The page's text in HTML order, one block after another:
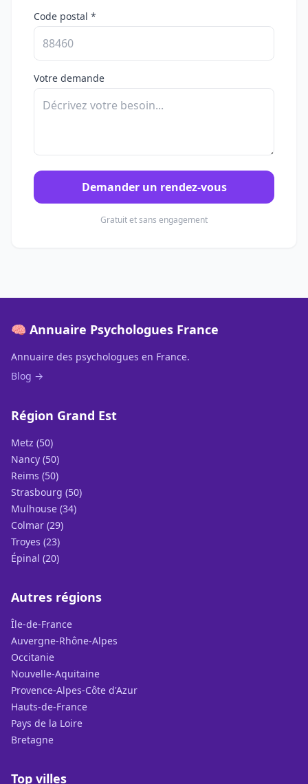
Code postal *
Votre demande
Demander un rendez-vous
Gratuit et sans engagement
🧠 Annuaire Psychologues France
Annuaire des psychologues en France.
Blog →
Région Grand Est
Metz (50)
Nancy (50)
Reims (50)
Strasbourg (50)
Mulhouse (34)
Colmar (29)
Troyes (23)
Épinal (20)
Autres régions
Île-de-France
Auvergne-Rhône-Alpes
Occitanie
Nouvelle-Aquitaine
Provence-Alpes-Côte d'Azur
Hauts-de-France
Pays de la Loire
Bretagne
Top villes